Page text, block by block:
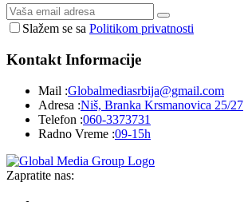
Slažem se sa Politikom privatnosti
Kontakt Informacije
Mail :Globalmediasrbija@gmail.com
Adresa :Niš, Branka Krsmanovica 25/27
Telefon :060-3373731
Radno Vreme :09-15h
Zapratite nas: